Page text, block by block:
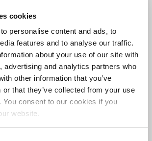
cookies
personalise content and ads, to
features and to analyse our traffic.
about your use of our site with
advertising and analytics partners who
other information that you’ve
or that they’ve collected from your use
consent to our cookies if you
website.
Software COROB
simplificayacelera
de coloración,
a mejorar su
pintura. Equipado
inteligentes, le